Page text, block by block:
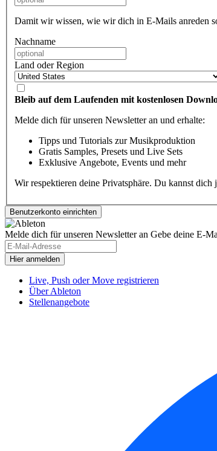
Damit wir wissen, wie wir dich in E-Mails anreden
Nachname
Land oder Region
Bleib auf dem Laufenden mit kostenlosen
Melde dich für unseren Newsletter an und erhalte:
Tipps und Tutorials zur Musikproduktion
Gratis Samples, Presets und Live Sets
Exklusive Angebote, Events und mehr
Wir respektieren deine Privatsphäre. Du kannst
Melde dich für unseren Newsletter an Gebe deine E-
Live, Push oder Move registrieren
Über Ableton
Stellenangebote